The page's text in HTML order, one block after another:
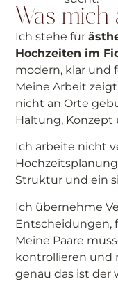
Was mich
Ich stehe für
Hochzeiten im
modern, klar und
Meine Arbeit
nicht an Orte
Haltung,
Ich arbeite nicht
Struktur und ein
Ich übernehme
Entscheidungen,
Meine Paare
kontrollieren und
genau das ist der